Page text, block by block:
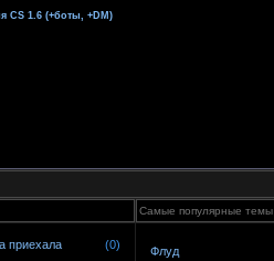
CS 1.6 (+боты, +DM)
Самые популярные темы
приехала
(0) Флуд